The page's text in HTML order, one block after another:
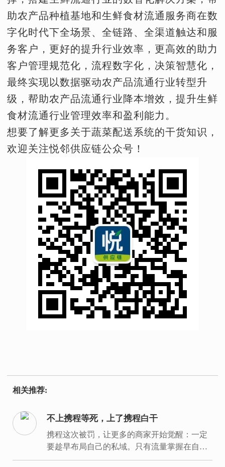
助农产品种植基地和生鲜食材流通服务商在数
字化时代下全场景、全链路、全渠道触达和服
务客户，更好的提升行业效率，更高效的助力
客户管理规范化，流程数字化，决策智慧化，
最终实现以数据驱动农产品流通行业转型升
级，帮助农产品流通行业降本增效，提升生鲜
食材流通行业管理效率和盈利能力。
想要了解更多关于蔬菜配送系统的干货知识，
欢迎关注悦邻供应链公众号！
相关推荐:
不上携程等死，上了携程白干
携程这次被罚，让更多的商家开始觉醒：一定
要趁早布局自己的私域。只有流量掌握在自己
手里，才能建立经营主场，拿回经营主动权。